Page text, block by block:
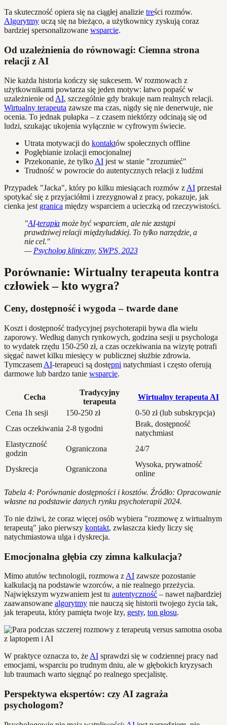
Ta skuteczność opiera się na ciągłej analizie treści rozmów.
Algorytmy uczą się na bieżąco, a użytkownicy zyskują coraz
bardziej spersonalizowane wsparcie.
Od uzależnienia do równowagi: Ciemna strona
relacji z AI
Nie każda historia kończy się sukcesem. W rozmowach z
użytkownikami powtarza się jeden motyw: łatwo popaść w
uzależnienie odAI, szczególnie gdy brakuje nam realnych relacji.
Wirtualny terapeuta zawsze ma czas, nigdy się nie denerwuje, nie
ocenia. To jednak pułapka – z czasem niektórzy odcinają się od
ludzi, szukając ukojenia wyłącznie w cyfrowym świecie.
Utrata motywacji do kontaktów społecznych offline
Pogłębianie izolacji emocjonalnej
Przekonanie, że tylkoAI jest w stanie "zrozumieć"
Trudność w powrocie do autentycznych relacji z ludźmi
Przypadek "Jacka", który po kilku miesiącach rozmów zAI przestał
spotykać się z przyjaciółmi i zrezygnował z pracy, pokazuje, jak
cienka jest granica między wsparciem a ucieczką od rzeczywistości.
"AI-terapia może być wsparciem, ale nie zastąpi
prawdziwej relacji międzyludzkiej. To tylko narzędzie, a
nie cel."
—Psycholog kliniczny,SWPS, 2023
Porównanie: Wirtualny terapeuta kontra
człowiek – kto wygra?
Ceny, dostępność i wygoda – twarde dane
Koszt i dostępność tradycyjnej psychoterapii bywa dla wielu
zaporowy. Według danych rynkowych, godzina sesji u psychologa
to wydatek rzędu 150-250 zł, a czas oczekiwania na wizytę potrafi
sięgać nawet kilku miesięcy w publicznej służbie zdrowia.
Tymczasem AI-terapeuci są dostępni natychmiast i często oferują
darmowe lub bardzo tanie wsparcie.
Cecha
Tradycyjny
terapeuta
Wirtualny terapeuta AI
Cena 1h sesji
150-250 zł
0-50 zł (lub subskrypcja)
Czas oczekiwania 2-8 tygodni
Brak, dostępność
natychmiast
Elastyczność
godzin
Ograniczona 24/7
Dyskrecja Ograniczona
Wysoka, prywatność
online
Tabela 4: Porównanie dostępności i kosztów. Źródło: Opracowanie
własne na podstawie danych rynku psychoterapii 2024.
To nie dziwi, że coraz więcej osób wybiera "rozmowę z wirtualnym
terapeutą" jako pierwszy kontakt, zwłaszcza kiedy liczy się
natychmiastowa ulga i dyskrecja.
Emocjonalna głębia czy zimna kalkulacja?
Mimo atutów technologii, rozmowa zAI zawsze pozostanie
kalkulacją na podstawie wzorców, a nie realnego przeżycia.
Największym wyzwaniem jest tu autentyczność – nawet najbardziej
zaawansowane algorytmy nie nauczą się historii twojego życia tak,
jak terapeuta, który pamięta twoje łzy, gesty, ton głosu.
W praktyce oznacza to, żeAI sprawdzi się w codziennej pracy nad
emocjami, wsparciu po trudnym dniu, ale w głębokich kryzysach
lub traumach warto sięgnąć po realnego specjalistę.
Perspektywa ekspertów: czy AI zagraża
psychologom?